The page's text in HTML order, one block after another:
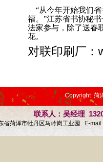
“从今年开始我们省
福。”江苏省书协秘
法家参与，除了送春
花。
对联印刷厂：
Copyright 菏
联系人：吴经理
省菏泽市牡丹区马岭岗工业园 E-mail